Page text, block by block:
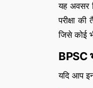
यह अवसर
परीक्षा
जिसे कोई
BPSC
यदि आप